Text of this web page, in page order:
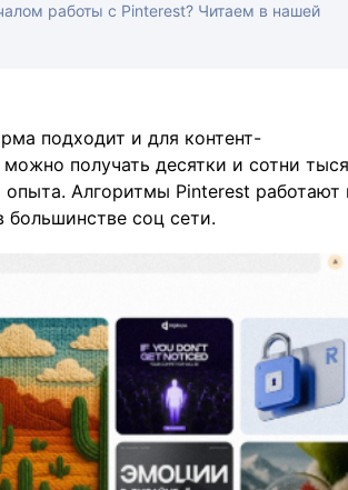
работы с Pinterest? Читаем в нашей
подходит и для контент-
получать десятки и сотни
Алгоритмы Pinterest работают
большинстве соц сети.